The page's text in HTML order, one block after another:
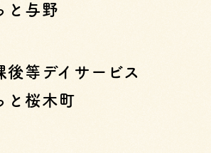
と与野
後等デイサービス
と桜木町